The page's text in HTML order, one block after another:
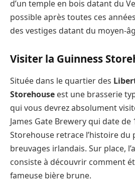
d’un temple en bois datant du
possible après toutes ces
des vestiges datant du moyen-
Visiter la Guinness
Située dans le quartier des
Storehouse est une brasserie
qui vous devrez absolument
James Gate Brewery qui date de
Storehouse retrace l’histoire du
breuvages irlandais. Sur place,
consiste à découvrir comment
fameuse bière brune.